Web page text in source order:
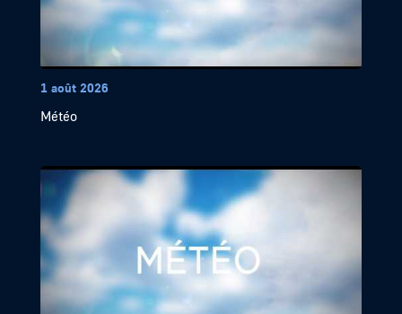
1 août 2026
Météo